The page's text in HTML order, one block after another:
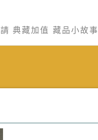
典藏加值 藏品小故事